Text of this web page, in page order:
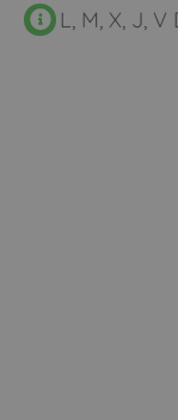
L, M, X, J, V